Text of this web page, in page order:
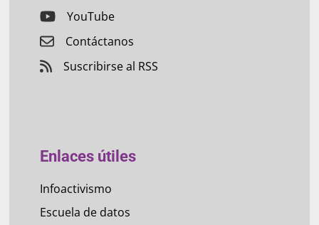
YouTube
Contáctanos
Suscribirse al RSS
Enlaces útiles
Infoactivismo
Escuela de datos